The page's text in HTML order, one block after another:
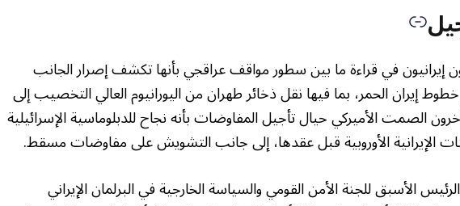
إيرانيون في قراءة ما بين سطور مواقف عراقجي بأنها تكشف إصرار الجانب
إيران الحمر، بما فيها نقل ذخائر طهران من اليورانيوم العالي التخصيب إلى
الصمت الأميركي حيال تأجيل المفاوضات بأنه نجاح للدبلوماسية الإسرائيلية
الإيرانية الأوروبية قبل عقدها، إلى جانب التشويش على مفاوضات مسقط.
الأسبق للجنة الأمن القومي والسياسة الخارجية في البرلمان الإيراني